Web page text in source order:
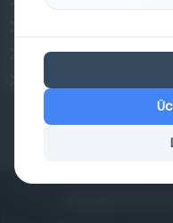
Transkripsiyon Alfabesi
Tarihi Dokümanlarda